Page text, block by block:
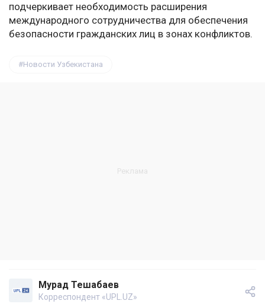
подчеркивает необходимость расширения
международного сотрудничества для обеспечения
безопасности гражданских лиц в зонах конфликтов.
Новости Узбекистана
Мурад Тешабаев
Корреспондент «UPL.UZ»